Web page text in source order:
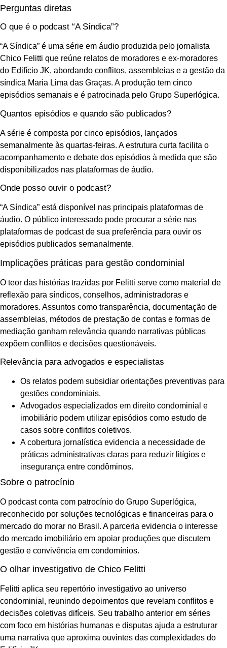
Perguntas diretas
O que é o podcast “A Síndica”?
“A Síndica” é uma série em áudio produzida pelo jornalista
Chico Felitti que reúne relatos de moradores e ex-moradores
do Edifício JK, abordando conflitos, assembleias e a gestão da
síndica Maria Lima das Graças. A produção tem cinco
episódios semanais e é patrocinada pelo Grupo Superlógica.
Quantos episódios e quando são publicados?
A série é composta por cinco episódios, lançados
semanalmente às quartas-feiras. A estrutura curta facilita o
acompanhamento e debate dos episódios à medida que são
disponibilizados nas plataformas de áudio.
Onde posso ouvir o podcast?
“A Síndica” está disponível nas principais plataformas de
áudio. O público interessado pode procurar a série nas
plataformas de podcast de sua preferência para ouvir os
episódios publicados semanalmente.
Implicações práticas para gestão condominial
O teor das histórias trazidas por Felitti serve como material de
reflexão para síndicos, conselhos, administradoras e
moradores. Assuntos como transparência, documentação de
assembleias, métodos de prestação de contas e formas de
mediação ganham relevância quando narrativas públicas
expõem conflitos e decisões questionáveis.
Relevância para advogados e especialistas
Os relatos podem subsidiar orientações preventivas para
gestões condominiais.
Advogados especializados em direito condominial e
imobiliário podem utilizar episódios como estudo de
casos sobre conflitos coletivos.
A cobertura jornalística evidencia a necessidade de
práticas administrativas claras para reduzir litígios e
insegurança entre condôminos.
Sobre o patrocínio
O podcast conta com patrocínio do Grupo Superlógica,
reconhecido por soluções tecnológicas e financeiras para o
mercado do morar no Brasil. A parceria evidencia o interesse
do mercado imobiliário em apoiar produções que discutem
gestão e convivência em condomínios.
O olhar investigativo de Chico Felitti
Felitti aplica seu repertório investigativo ao universo
condominial, reunindo depoimentos que revelam conflitos e
decisões coletivas difíceis. Seu trabalho anterior em séries
com foco em histórias humanas e disputas ajuda a estruturar
uma narrativa que aproxima ouvintes das complexidades do